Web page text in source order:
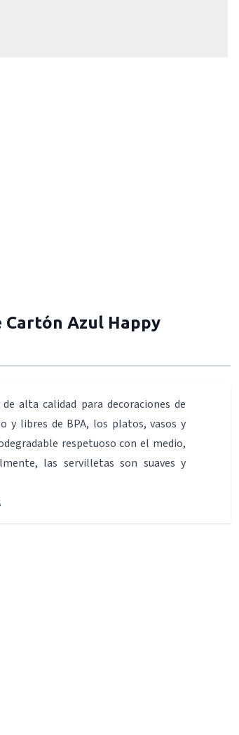
Cartón Azul Happy
alta calidad para decoraciones de
y libres de BPA, los platos, vasos y
respetuoso con el medio,
las servilletas son suaves y